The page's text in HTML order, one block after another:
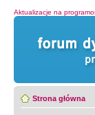
Aktualizacje na
Strona główna